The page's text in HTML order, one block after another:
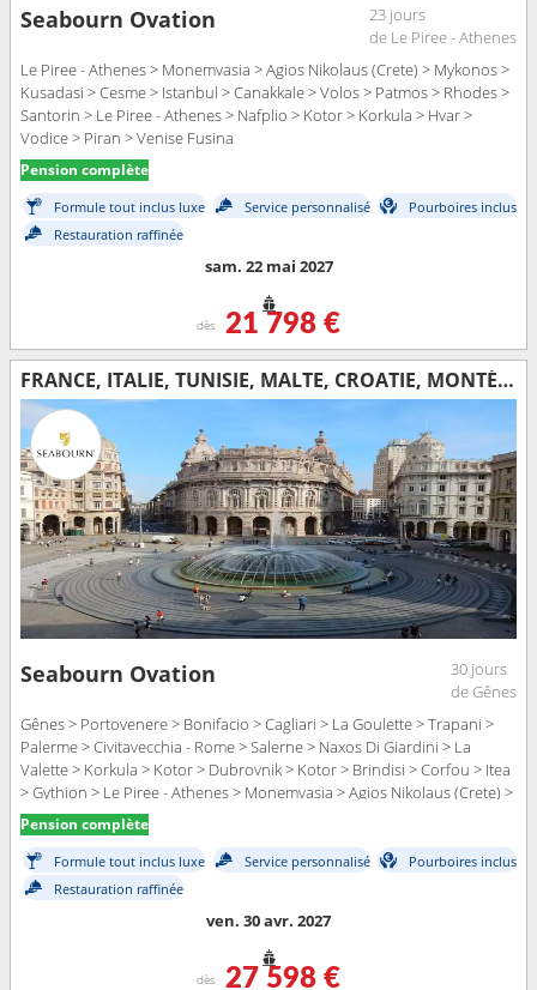
Seabourn Ovation
23 jours
de Le Piree - Athenes
Le Piree - Athenes > Monemvasia > Agios Nikolaus (Crete) > Mykonos >
Kusadasi > Cesme > Istanbul > Canakkale > Volos > Patmos > Rhodes >
Santorin > Le Piree - Athenes > Nafplio > Kotor > Korkula > Hvar >
Vodice > Piran > Venise Fusina
Pension complète
Formule tout inclus luxe Service personnalisé
Pourboires inclus
Restauration raffinée
sam. 22 mai 2027
dès 21 798 €
FRANCE, ITALIE, TUNISIE, MALTE, CROATIE, MONTÉNÉGRO, GRÈCE, TURQUIE
Seabourn Ovation
30 jours
de Gênes
Gênes > Portovenere > Bonifacio > Cagliari > La Goulette > Trapani >
Palerme > Civitavecchia - Rome > Salerne > Naxos Di Giardini > La
Valette > Korkula > Kotor > Dubrovnik > Kotor > Brindisi > Corfou > Itea
> Gythion > Le Piree - Athenes > Monemvasia > Agios Nikolaus (Crete) >
Mykonos > Kusadasi > Cesme > Istanbul
Pension complète
Formule tout inclus luxe Service personnalisé
Pourboires inclus
Restauration raffinée
ven. 30 avr. 2027
dès 27 598 €